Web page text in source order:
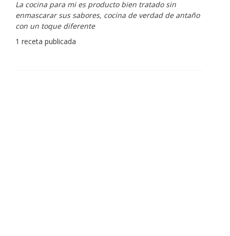
La cocina para mi es producto bien tratado sin
enmascarar sus sabores, cocina de verdad de antaño
con un toque diferente
1 receta publicada